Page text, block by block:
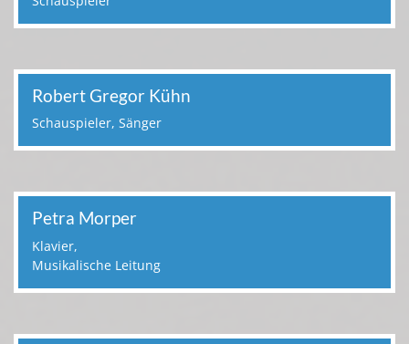
Robert Gregor Kühn
Schauspieler, Sänger
Petra Morper
Klavier,
Musikalische Leitung